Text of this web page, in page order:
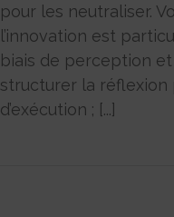
pour les neutraliser.
l’innovation est
biais de perception
structurer la
d’exécution ; [...]